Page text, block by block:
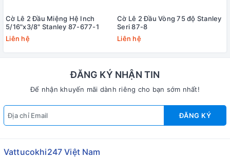
Cờ Lê 2 Đầu Miệng Hệ Inch
5/16"x3/8" Stanley 87-677-1
Liên hệ
Cờ Lê 2 Đầu Vòng 75 độ Stanley
Seri 87-8
Liên hệ
ĐĂNG KÝ NHẬN TIN
Để nhận khuyến mãi dành riêng cho bạn sớm nhất!
ĐĂNG KÝ
Vattucokhi247 Việt Nam